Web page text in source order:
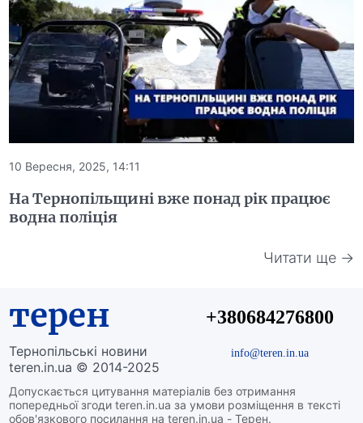
10 Вересня, 2025, 14:11
На Тернопільщині вже понад рік працює
водна поліція
Читати ще →
терен
Тернопільські новини
teren.in.ua © 2014-2025
Допускається цитування матеріалів без отримання
попередньої згоди teren.in.ua за умови розміщення в тексті
обов'язкового посилання на teren.in.ua - Терен.
+380684276800
info@teren.in.ua